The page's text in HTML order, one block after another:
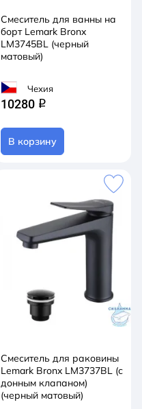
Смеситель для ванны на
борт Lemark Bronx
LM3745BL (черный
матовый)
Чехия
10280 q
В корзину
Смеситель для раковины
Lemark Bronx LM3737BL (с
донным клапаном)
(черный матовый)